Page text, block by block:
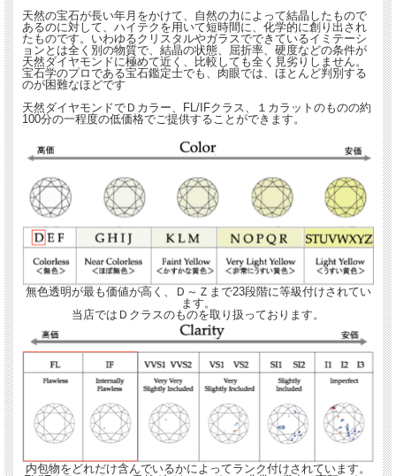
シンプルで細身のフルエターニティーリングです。
★☆身に着けた時のジュエリーのイメージです。☆★
天然の宝石が長い年月をかけて、自然の力によって結晶したもので
あるのに対して、ハイテクを用いて短時間に、化学的に創り出され
たものです。いわゆるクリスタルやガラスでできているイミテーシ
ョンとは全く別の物質で、結晶の状態、屈折率、硬度などの条件が
天然ダイヤモンドに極めて近く、比較しても全く見劣りしません。
宝石学のプロである宝石鑑定士でも、肉眼では、ほとんど判別する
のが困難なほどです
天然ダイヤモンドでＤカラー、FL/IFクラス、１カラットのものの約
100分の一程度の低価格でご提供することができます。
無色透明が最も価値が高く、Ｄ～Ｚまで23段階に等級付けされてい
ます。
当店ではＤクラスのものを取り扱っております。
内包物をどれだけ含んでいるかによってランク付けされています。